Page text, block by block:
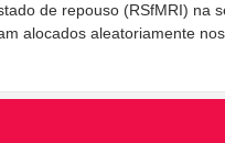
de repouso (RSfMRI) na
alocados aleatoriamente